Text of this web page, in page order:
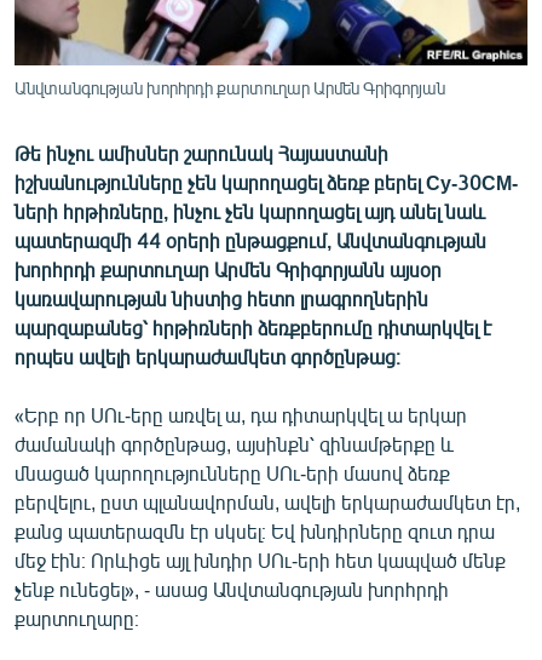
ՏՏ ԵՒ ԻՆՏԵՐՆԵՏ
ՏԵՍԱՆՅՈՒԹԵՐ
ԲԱՆԱՎԵՃ
ՁԳՏԵԼՈՎ ԼԱՎԱԳՈՒՅՆԻՆ
ՓՈԴՔԱՍԹ
Հայերեն
Русский
ՀԵՏԵՎԵՔ ՄԵԶ
Անվտանգության խորհրդի քարտուղար Արմեն Գրիգորյան
Թե ինչու ամիսներ շարունակ Հայաստանի
իշխանությունները չեն կարողացել ձեռք բերել Су-30СМ-
ների հրթիռները, ինչու չեն կարողացել այդ անել նաև
պատերազմի 44 օրերի ընթացքում, Անվտանգության
խորհրդի քարտուղար Արմեն Գրիգորյանն այսօր
կառավարության նիստից հետո լրագրողներին
պարզաբանեց՝ հրթիռների ձեռքբերումը դիտարկվել է
որպես ավելի երկարաժամկետ գործընթաց։
«Երբ որ ՍՈւ-երը առվել ա, դա դիտարկվել ա երկար
ժամանակի գործընթաց, այսինքն՝ զինամթերքը և
մնացած կարողությունները ՍՈւ-երի մասով ձեռք
բերվելու, ըստ պլանավորման, ավելի երկարաժամկետ էր,
քանց պատերազմն էր սկսել։ Եվ խնդիրները զուտ դրա
մեջ էին։ Որևիցե այլ խնդիր ՍՈւ-երի հետ կապված մենք
չենք ունեցել», - ասաց Անվտանգության խորհրդի
քարտուղարը։